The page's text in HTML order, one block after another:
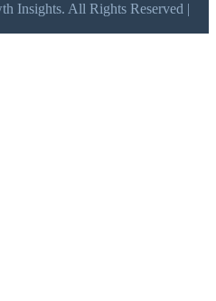
Insights. All Rights Reserved |